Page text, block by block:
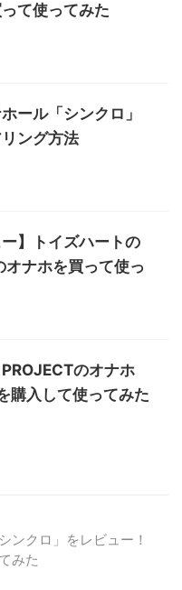
て使ってみた
ール「シンクロ」
ング方法
ー】トイズハートの
オナホを買って使っ
PROJECTのオナホ
購入して使ってみた
ンクロ」をレビュー！
みた